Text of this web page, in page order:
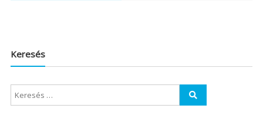
Keresés